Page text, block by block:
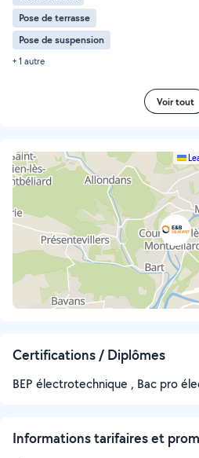
Pose de terrasse
Pose de suspension
+ 1 autre
Voir tout
Certifications / Diplômes
BEP électrotechnique , Bac pro
Informations tarifaires et